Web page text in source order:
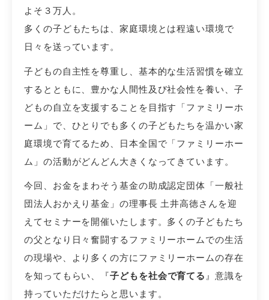
よそ３万人。
多くの子どもたちは、家庭環境とは程遠い環境で
日々を送っています。
子どもの自主性を尊重し、基本的な生活習慣を確立
するとともに、豊かな人間性及び社会性を養い、子
どもの自立を支援することを目指す「ファミリーホ
ーム」で、ひとりでも多くの子どもたちを温かい家
庭環境で育てるため、日本全国で「ファミリーホー
ム」の活動がどんどん大きくなってきています。
今回、お金をまわそう基金の助成認定団体「一般社
団法人おかえり基金」の理事長 土井高徳さんを迎
えてセミナーを開催いたします。多くの子どもたち
の父となり日々奮闘するファミリーホームでの生活
の現場や、より多くの方にファミリーホームの存在
を知ってもらい、『子どもを社会で育てる 』意識を
持っていただけたらと思います。